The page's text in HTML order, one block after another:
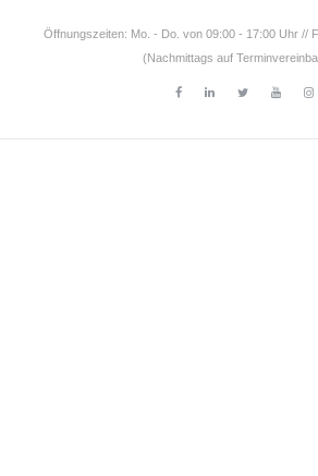
Öffnungszeiten: Mo. - Do. von 09:00 - 17:00 Uhr //
(Nachmittags auf